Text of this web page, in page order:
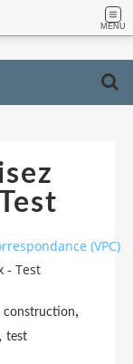
MENU
(VPC)
- Test
construction,
, test